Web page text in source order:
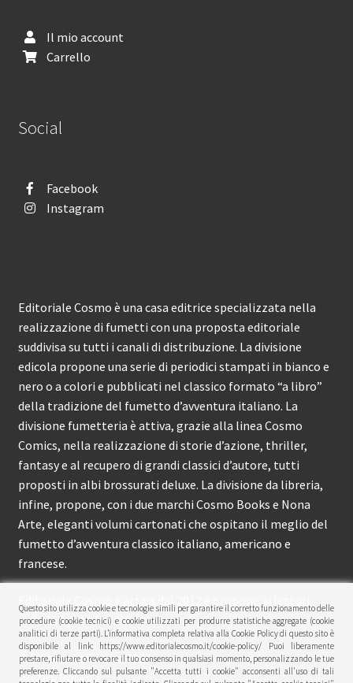
Il mio account
Carrello
Social
Facebook
Instagram
Editoriale Cosmo è una casa editrice specializzata nella
realizzazione di fumetti con una proposta editoriale
suddivisa su tutti i canali di distribuzione. La divisione
edicola propone una serie di periodici stampati in bianco e
nero o a colori e pubblicati nel classico formato “a libro”
della tradizione del fumetto d’avventura italiano. La
divisione fumetteria è attiva, grazie alla linea Cosmo
Comics, nella realizzazione di storie d’azione, thriller,
fantasy e al recupero di grandi classici d’autore, tutti
proposti in albi brossurati deluxe. La divisione da libreria,
infine, propone, con i due marchi Cosmo Books e Nona
Arte, eleganti volumi cartonati che ospitano il meglio del
fumetto d’avventura classico italiano, americano e
francese.
Editoriale Cosmo è attiva dal 2012 e propone ai lettori
circa 150 pubblicazioni l’anno.
© Editoriale Cosmo 2026
Privacy Policy
Questo sito utilizza cookie e tecnologie simili per garantire il corretto funzionamento delle
procedure (cookie tecnici) e cookie utilizzati per produrre statistiche aggregate (cookie
analitici di terze parti). L’informativa completa relativa alla Cookie Policy di questo sito è
disponibile al link: https://www.editorialecosmo.it/cookie-policy/ Puoi liberamente
prestare, rifiutare o revocare il tuo consenso in qualsiasi momento, personalizzando le tue
preferenze. Cliccando sul pulsante "Accetta tutti i cookie" acconsenti all'uso di tali